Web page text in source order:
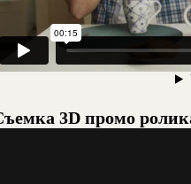
3D промо